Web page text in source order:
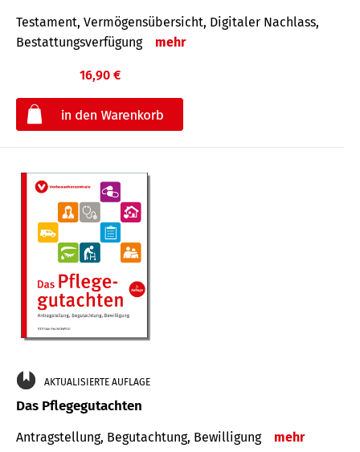
Testament, Vermögens­übersicht, Digitaler Nach­lass,
Bestat­tungs­ver­fügung
mehr
16,90 €
AKTUALISIERTE AUFLAGE
Das Pflegegutachten
Antragstellung, Begutachtung, Bewilligung mehr